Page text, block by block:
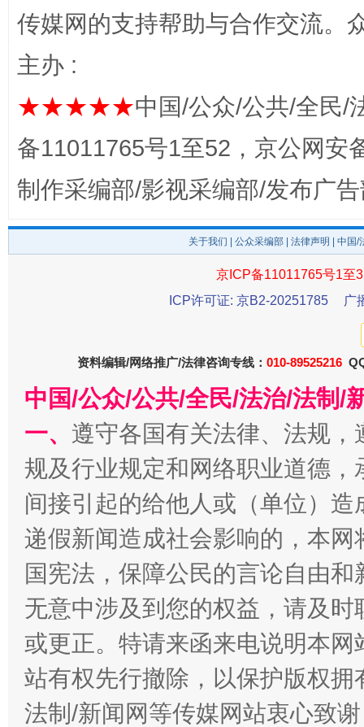
千年窑火 生生不息
受贿1.44亿！段成刚被判无期 从幼
传媒网的支持帮助与合作交流。
主办 :
★★★★★中国/公众/公共/全民/
备11011765号1至52，京公网安
制作采编部/影视采编部/发布广
关于我们 公众采编部 法律声明 | 中国
京ICP备11011765号1至
ICP许可证: 京B2-20251785
广
资料编辑/网络推广/法律咨询专线： 010-89525216
中国/公众/公共/全民/法治/法制/
一、 遵守各国有关法律、法规
规及行业规定和网络职业道德
间接引起的给他人或（单位）
递假新闻造成社会影响的，本
国宪法，保障公民的言论自由
无意中涉及到您的权益，请及
或更正。特请来函来电说明本
站有权先行撤除，以保护版权
法制/新闻网等传媒网站衷心致